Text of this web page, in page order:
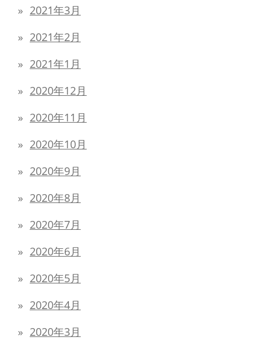
2021年3月
2021年2月
2021年1月
2020年12月
2020年11月
2020年10月
2020年9月
2020年8月
2020年7月
2020年6月
2020年5月
2020年4月
2020年3月